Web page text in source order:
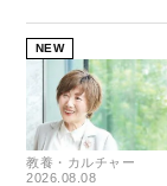
NEW
教養・カルチャー
2026.08.08